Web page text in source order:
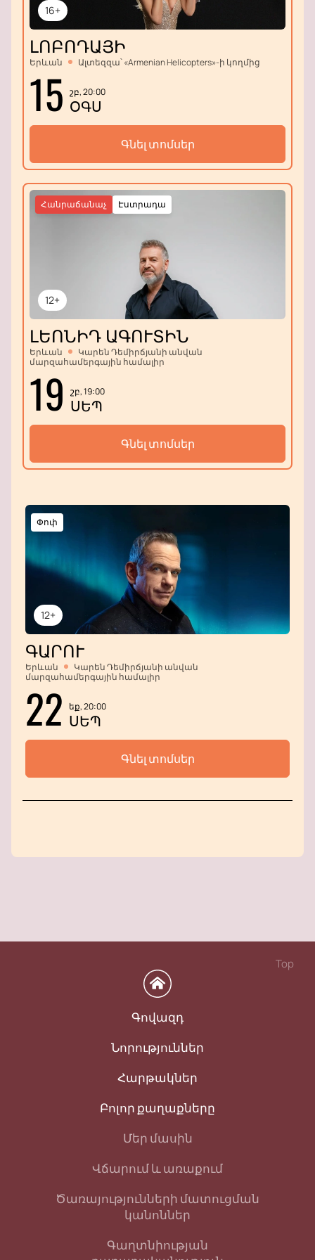
16+
ԼՈԲՈԴԱՅԻ
Երևան Ալտեզզա՝ «Armenian Helicopters»-ի կողմից
15 շբ, 20:00
ՕԳՍ
Գնել տոմսեր
12+
Էստրադա
Հանրաճանաչ
ԼԵՈՆԻԴ ԱԳՈՒՏԻՆ
Երևան
Կարեն Դեմիրճյանի անվան
մարզահամերգային համալիր
19 շբ, 19:00
ՍԵՊ
Գնել տոմսեր
12+
Փոփ
ԳԱՐՈՒ
Երևան
Կարեն Դեմիրճյանի անվան
մարզահամերգային համալիր
22 եք, 20:00
ՍԵՊ
Գնել տոմսեր
Top
Գովազդ
Նորություններ
Հարթակներ
Բոլոր քաղաքները
Մեր մասին
Վճարում և առաքում
Ծառայությունների մատուցման
կանոններ
Գաղտնիության